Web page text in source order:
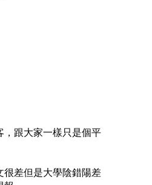
，跟大家一樣只是個平
很差但是大學陰錯陽差